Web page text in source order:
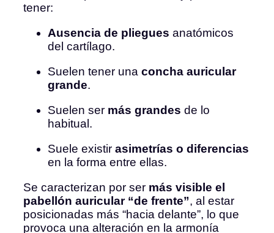
tener:
Ausencia de pliegues anatómicos
del cartílago.
Suelen tener una concha auricular
grande.
Suelen ser más grandes de lo
habitual.
Suele existir asimetrías o diferencias
en la forma entre ellas.
Se caracterizan por ser más visible el
pabellón auricular “de frente”, al estar
posicionadas más “hacia delante”, lo que
provoca una alteración en la armonía